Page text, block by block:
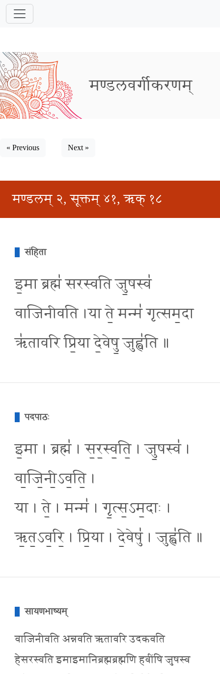
मण्डलवर्गीकरणम्
« Previous Next »
मण्डलम् २, सूक्तम् ४१, ऋक् १८
संहिता
इ॒मा ब्रह्म॑ सरस्वति जु॒षस्व॑
वाजिनीवति ।या ते॒ मन्म॑ गृत्सम॒दा
ऋ॑तावरि प्रि॒या दे॒वेषु॒ जुह्व॑ति ॥
पदपाठः
इ॒मा । ब्रह्म॑ । स॒र॒स्व॒ति॒ । जु॒षस्व॑ ।
वा॒जि॒नी॒ऽव॒ति॒ ।
या । ते॒ । मन्म॑ । गृ॒त्स॒ऽम॒दाः ।
ऋ॒त॒ऽव॒रि॒ । प्रि॒या । दे॒वेषु॑ । जुह्व॑ति ॥
सायणभाष्यम्
वाजिनीवति अन्नवति ऋतावरि उदकवति
हेसरस्वति इमाइमानिब्रह्मब्रह्मणि हवींषि जुषस्व